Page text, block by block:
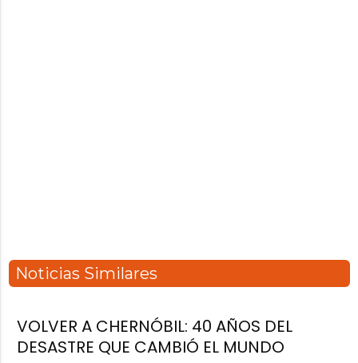
Noticias Similares
VOLVER A CHERNÓBIL: 40 AÑOS DEL
DESASTRE QUE CAMBIÓ EL MUNDO